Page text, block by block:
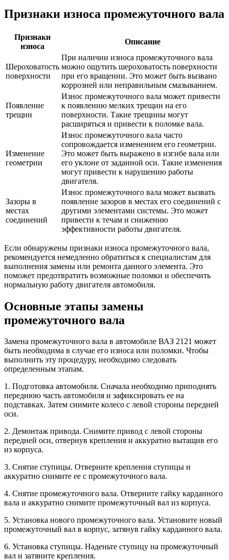
Признаки износа промежуточного вала
Признаки
износа
Описание
Шероховатость
поверхности
При наличии износа промежуточного вала
можно ощутить шероховатость поверхности
при его вращении. Это может быть вызвано
коррозией или неправильным смазыванием.
Появление
трещин
Износ промежуточного вала может привести
к появлению мелких трещин на его
поверхности. Такие трещины могут
расширяться и привести к поломке вала.
Изменение
геометрии
Износ промежуточного вала часто
сопровождается изменением его геометрии.
Это может быть выражено в изгибе вала или
его уклоне от заданной оси. Такие изменения
могут привести к нарушению работы
двигателя.
Зазоры в
местах
соединений
Износ промежуточного вала может вызвать
появление зазоров в местах его соединений с
другими элементами системы. Это может
привести к течам и снижению
эффективности работы двигателя.
Если обнаружены признаки износа промежуточного вала,
рекомендуется немедленно обратиться к специалистам для
выполнения замены или ремонта данного элемента. Это
поможет предотвратить возможные поломки и обеспечить
нормальную работу двигателя автомобиля.
Основные этапы замены
промежуточного вала
Замена промежуточного вала в автомобиле ВАЗ 2121 может
быть необходима в случае его износа или поломки. Чтобы
выполнить эту процедуру, необходимо следовать
определенным этапам.
1. Подготовка автомобиля. Сначала необходимо приподнять
переднюю часть автомобиля и зафиксировать ее на
подставках. Затем снимите колесо с левой стороны передней
оси.
2. Демонтаж привода. Снимите привод с левой стороны
передней оси, отвернув крепления и аккуратно вытащив его
из корпуса.
3. Снятие ступицы. Отверните крепления ступицы и
аккуратно снимите ее с промежуточного вала.
4. Снятие промежуточного вала. Отверните гайку карданного
вала и аккуратно снимите промежуточный вал из корпуса.
5. Установка нового промежуточного вала. Установите новый
промежуточный вал в корпус, затянув гайку карданного вала.
6. Установка ступицы. Наденьте ступицу на промежуточный
вал и затяните крепления.